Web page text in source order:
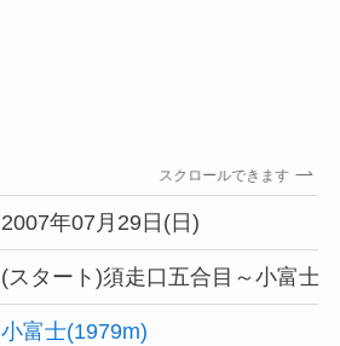
スクロールできます
2007年07月29日(日)
(スタート)須走口五合目～小富士
小富士(1979m)